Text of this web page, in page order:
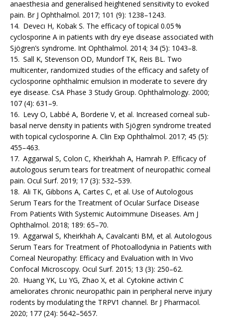
anaesthesia and ge­neralised heightened sensitivity to evoked
pain. Br J Ophthalmol. 2017; 101 (9): 1238–1243.
14. Devecı H, Kobak S. The efficacy of topical 0.05 %
cyclosporine A in patients with dry eye disease associated with
Sjögren’s syndrome. Int Ophthalmol. 2014; 34 (5): 1043–8.
15. Sall K, Stevenson OD, Mundorf TK, Reis BL. Two
multicenter, randomized studies of the efficacy and safety of
cyclosporine ophthalmic emulsion in mo­derate to severe dry
eye disease. CsA Phase 3 Study Group. Ophthalmology. 2000;
107 (4): 631–9.
16. Levy O, Labbé A, Borderie V, et al. Increased corneal sub-
basal nerve density in patients with Sjögren syndrome treated
with topical cyclosporine A. Clin Exp Ophthalmol. 2017; 45 (5):
455–463.
17. Aggarwal S, Colon C, Kheirkhah A, Hamrah P. Efficacy of
autologous serum tears for treatment of neuropathic corneal
pain. Ocul Surf. 2019; 17 (3): 532–539.
18. Ali TK, Gibbons A, Cartes C, et al. Use of Auto­logous
Serum Tears for the Treatment of Ocular Surface Disease
From Patients With Systemic Autoimmune Diseases. Am J
Ophthalmol. 2018; 189: 65–70.
19. Aggarwal S, Kheirkhah A, Cavalcanti BM, et al. Autologous
Serum Tears for Treatment of Photoallodynia in Patients with
Corneal Neuropathy: Efficacy and Evaluation with In Vivo
Confocal Microscopy. Ocul Surf. 2015; 13 (3): 250–62.
20. Huang YK, Lu YG, Zhao X, et al. Cytokine activin C
ameliorates chronic neuropathic pain in peripheral nerve injury
rodents by modulating the TRPV1 channel. Br J Pharmacol.
2020; 177 (24): 5642–5657.